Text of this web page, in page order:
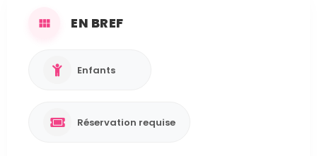
EN BREF
Enfants
Réservation requise